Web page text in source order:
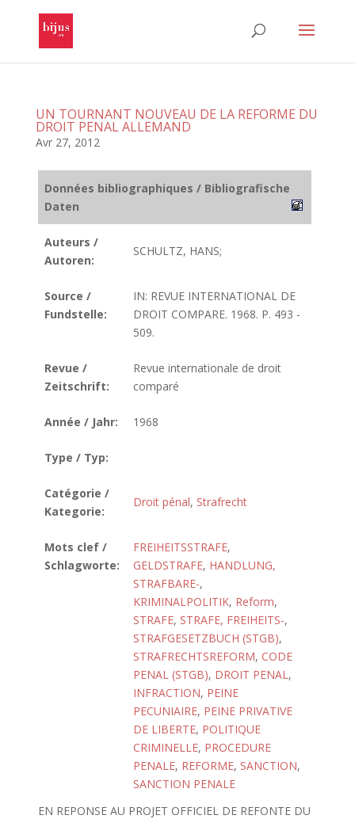
UN TOURNANT NOUVEAU DE LA REFORME DU
DROIT PENAL ALLEMAND
Avr 27, 2012
Données bibliographiques / Bibliografische
Daten
Auteurs /
Autoren:
SCHULTZ, HANS;
Source /
Fundstelle:
IN: REVUE INTERNATIONAL DE
DROIT COMPARE. 1968. P. 493 -
509.
Revue /
Zeitschrift:
Revue internationale de droit
comparé
Année / Jahr: 1968
Type / Typ:
Catégorie /
Kategorie:
Droit pénal, Strafrecht
Mots clef /
Schlagworte:
FREIHEITSSTRAFE,
GELDSTRAFE, HANDLUNG,
STRAFBARE-,
KRIMINALPOLITIK, Reform,
STRAFE, STRAFE, FREIHEITS-,
STRAFGESETZBUCH (STGB),
STRAFRECHTSREFORM, CODE
PENAL (STGB), DROIT PENAL,
INFRACTION, PEINE
PECUNIAIRE, PEINE PRIVATIVE
DE LIBERTE, POLITIQUE
CRIMINELLE, PROCEDURE
PENALE, REFORME, SANCTION,
SANCTION PENALE
EN REPONSE AU PROJET OFFICIEL DE REFONTE DU